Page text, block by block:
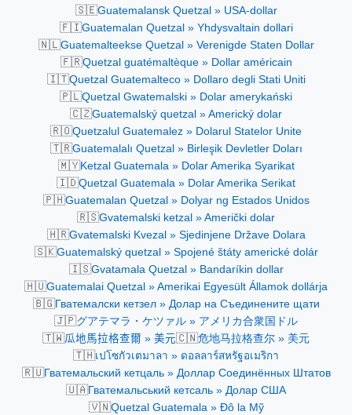
🇸🇪Guatemalansk Quetzal » USA-dollar
🇫🇮Guatemalan Quetzal » Yhdysvaltain dollari
🇳🇱Guatemalteekse Quetzal » Verenigde Staten Dollar
🇫🇷Quetzal guatémaltèque » Dollar américain
🇮🇹Quetzal Guatemalteco » Dollaro degli Stati Uniti
🇵🇱Quetzal Gwatemalski » Dolar amerykański
🇨🇿Guatemalský quetzal » Americký dolar
🇷🇴Quetzalul Guatemalez » Dolarul Statelor Unite
🇹🇷Guatemalalı Quetzal » Birleşik Devletler Doları
🇲🇾Ketzal Guatemala » Dolar Amerika Syarikat
🇮🇩Quetzal Guatemala » Dolar Amerika Serikat
🇵🇭Guatemalan Quetzal » Dolyar ng Estados Unidos
🇷🇸Gvatemalski ketzal » Američki dolar
🇭🇷Gvatemalski Kvezal » Sjedinjene Države Dolara
🇸🇰Guatemalský quetzal » Spojené štáty americké dolár
🇮🇸Gvatamala Quetzal » Bandaríkin dollar
🇭🇺Guatemalai Quetzal » Amerikai Egyesült Államok dollárja
🇧🇬Гватемалски кетзел » Долар на Съединените щати
🇯🇵グアテマラ・ケツァル » アメリカ合衆国ドル
🇹🇼瓜地馬拉格查爾 » 美元🇨🇳危地马拉格查尔 » 美元
🇹🇭เปโซกัวเตมาลา » ดอลลาร์สหรัฐอเมริกา
🇷🇺Гватемальский кетцаль » Доллар Соединённых Штатов
🇺🇦Гватемальський кетсаль » Долар США
🇻🇳Quetzal Guatemala » Đô la Mỹ